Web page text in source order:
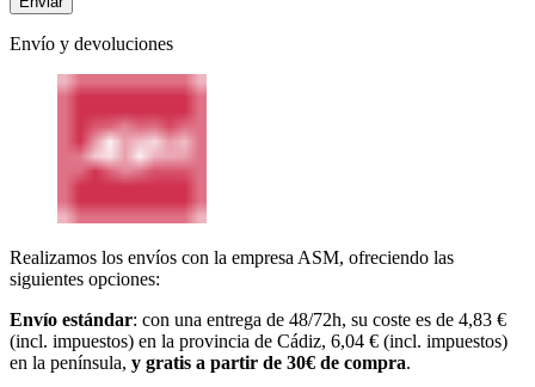
Envío y devoluciones
Realizamos los envíos con la empresa ASM, ofreciendo las
siguientes opciones:
Envío estándar: con una entrega de 48/72h, su coste es de 4,83 €
(incl. impuestos) en la provincia de Cádiz, 6,04 € (incl. impuestos)
en la península, y gratis a partir de 30€ de compra.